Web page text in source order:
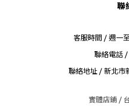
聯
客服時間 / 週一
聯絡電話
聯絡地址 / 新北市
實體店鋪 /